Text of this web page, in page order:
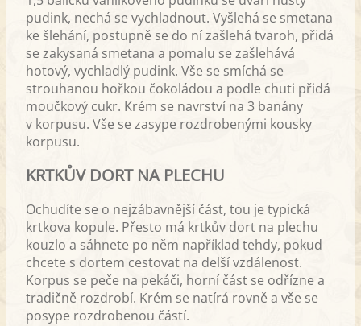
pudink, nechá se vychladnout. Vyšlehá se smetana
ke šlehání, postupně se do ní zašlehá tvaroh, přidá
se zakysaná smetana a pomalu se zašlehává
hotový, vychladlý pudink. Vše se smíchá se
strouhanou hořkou čokoládou a podle chuti přidá
moučkový cukr. Krém se navrství na 3 banány
v korpusu. Vše se zasype rozdrobenými kousky
korpusu.
KRTKŮV DORT NA PLECHU
Ochudíte se o nejzábavnější část, tou je typická
krtkova kopule. Přesto má krtkův dort na plechu
kouzlo a sáhnete po něm například tehdy, pokud
chcete s dortem cestovat na delší vzdálenost.
Korpus se peče na pekáči, horní část se odřízne a
tradičně rozdrobí. Krém se natírá rovně a vše se
posype rozdrobenou částí.